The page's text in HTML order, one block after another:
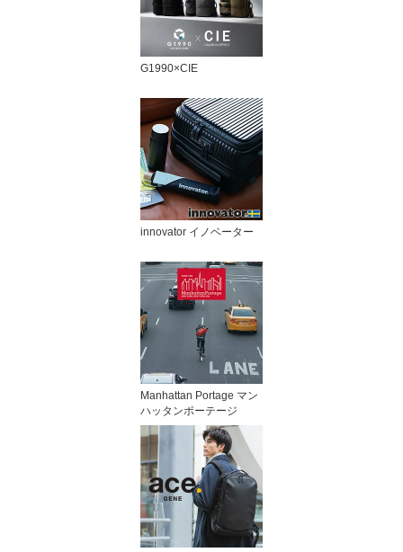
G1990×CIE
innovator イノベーター
Manhattan Portage マン
ハッタンポーテージ